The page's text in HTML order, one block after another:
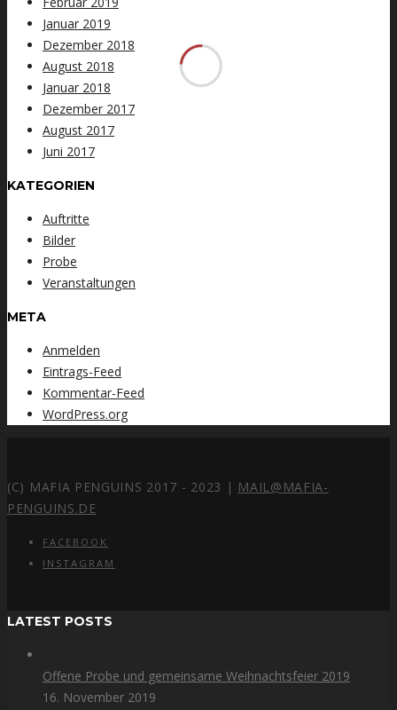
Januar 2019
Dezember 2018
August 2018
Januar 2018
Dezember 2017
August 2017
Juni 2017
KATEGORIEN
Auftritte
Bilder
Probe
Veranstaltungen
META
Anmelden
Eintrags-Feed
Kommentar-Feed
WordPress.org
(C) MAFIA PENGUINS 2017 - 2023 | MAIL@MAFIA-
PENGUINS.DE
FACEBOOK
INSTAGRAM
LATEST POSTS
Offene Probe und gemeinsame Weihnachtsfeier 2019
16. November 2019